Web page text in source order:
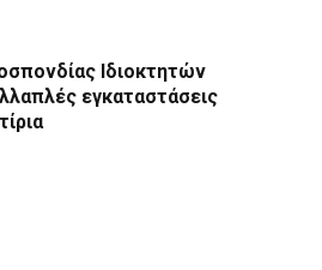
Ιδιοκτητών
εγκαταστάσεις